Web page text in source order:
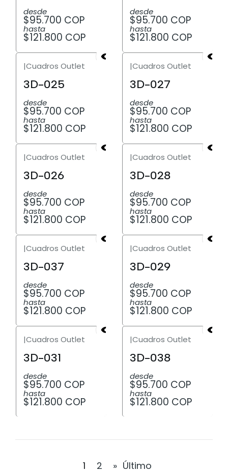
desde
$95.700 COP
hasta
$121.800 COP
desde
$95.700 COP
hasta
$121.800 COP
|Cuadros Outlet
3D-025
desde
$95.700 COP
hasta
$121.800 COP
|Cuadros Outlet
3D-027
desde
$95.700 COP
hasta
$121.800 COP
|Cuadros Outlet
3D-026
desde
$95.700 COP
hasta
$121.800 COP
|Cuadros Outlet
3D-028
desde
$95.700 COP
hasta
$121.800 COP
|Cuadros Outlet
3D-037
desde
$95.700 COP
hasta
$121.800 COP
|Cuadros Outlet
3D-029
desde
$95.700 COP
hasta
$121.800 COP
|Cuadros Outlet
3D-031
desde
$95.700 COP
hasta
$121.800 COP
|Cuadros Outlet
3D-038
desde
$95.700 COP
hasta
$121.800 COP
1 2 » Último